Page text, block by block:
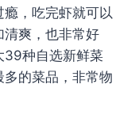
，吃完虾就可以
清爽，也非常好
39种自选新鲜菜
的菜品，非常物